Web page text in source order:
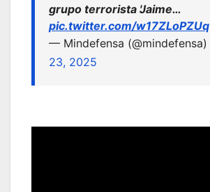
grupo terrorista 'Jaime…
pic.twitter.com/w17ZLoPZUq
— Mindefensa (@mindefensa)
23, 2025